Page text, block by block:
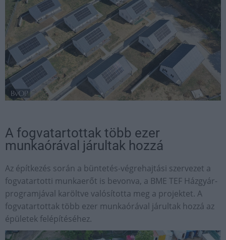
A fogvatartottak több ezer
munkaórával járultak hozzá
Az építkezés során a büntetés-végrehajtási szervezet a
fogvatartotti munkaerőt is bevonva, a BME TEF Házgyár-
programjával karöltve valósította meg a projektet. A
fogvatartottak több ezer munkaórával járultak hozzá az
épületek felépítéséhez.